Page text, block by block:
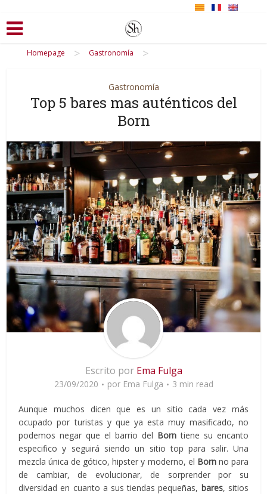
Homepage > Gastronomía >
Gastronomía
Top 5 bares mas auténticos del
Born
Escrito por Ema Fulga
23/09/2020 por Ema Fulga 3 min read
Aunque muchos dicen que es un sitio cada vez más
ocupado por turistas y que ya esta muy masificado, no
podemos negar que el barrio del Borntiene su encanto
especifico y seguirá siendo un sitio top para salir. Una
mezcla única de gótico, hipster y moderno, el Bornno para
de cambiar, de evolucionar, de sorprender por su
diversidad en cuanto a sus tiendas pequeñas, bares, sitios